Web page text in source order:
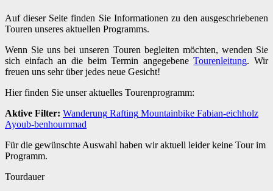
Auf dieser Seite finden Sie Informationen zu den ausgeschriebenen
Touren unseres aktuellen Programms.
Wenn Sie uns bei unseren Touren begleiten möchten, wenden Sie
sich einfach an die beim Termin angegebeneTourenleitung. Wir
freuen uns sehr über jedes neue Gesicht!
Hier finden Sie unser aktuelles Tourenprogramm:
Aktive Filter: Wanderung Rafting Mountainbike Fabian-eichholz
Ayoub-benhoummad
Für die gewünschte Auswahl haben wir aktuell leider keine Tour im
Programm.
Tourdauer